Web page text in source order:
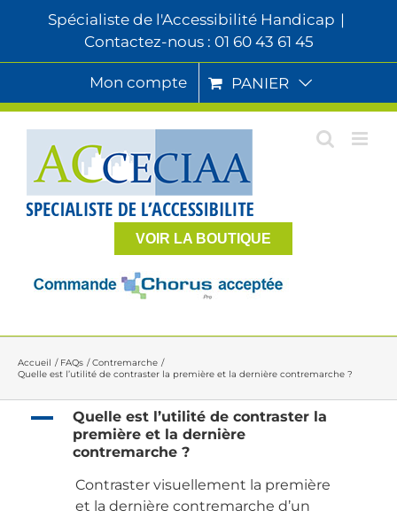
Spécialiste de l'Accessibilité Handicap |
Contactez-nous : 01 60 43 61 45
Mon compte PANIER
VOIR LA BOUTIQUE
Accueil FAQs
Contremarche
Quelle est l’utilité de contraster la première et la dernière contremarche ?
A
Quelle est l’utilité de contraster la
première et la dernière
contremarche ?
Contraster visuellement la première
et la dernière contremarche d’un